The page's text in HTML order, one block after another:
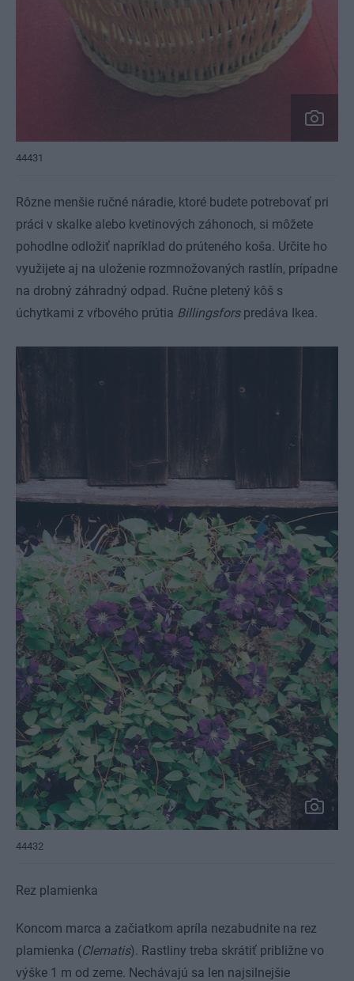
44431
Rôzne menšie ručné náradie, ktoré budete potrebovať pri
práci v skalke alebo kvetinových záhonoch, si môžete
pohodlne odložiť napríklad do prúteného koša. Určite ho
využijete aj na uloženie rozmnožovaných rastlín, prípadne
na drobný záhradný odpad. Ručne pletený kôš s
úchytkami z vŕbového prútia Billingsforspredáva Ikea.
44432
Rez plamienka
Koncom marca a začiatkom apríla nezabudnite na rez
plamienka (Clematis). Rastliny treba skrátiť približne vo
výške 1 m od zeme. Nechávajú sa len najsilnejšie